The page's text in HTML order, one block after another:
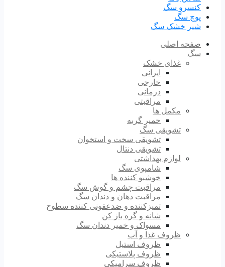
کنسرو سگ
پوچ سگ
شیر خشک سگ
صفحه اصلی
سگ
غذای خشک
ایرانی
خارجی
درمانی
مراقبتی
مکمل ها
خمیر گربه
تشویقی سگ
تشویقی سخت و استخوان
تشویقی دنتال
لوازم بهداشتی
شامپوی سگ
خوشبو کننده ها
مراقبت چشم و گوش سگ
مراقبت دهان و دندان سگ
تمیزکننده و ضدعفونی کننده سطوح
شانه و گره باز کن
مسواک و خمیر دندان سگ
ظروف غذا و آب
ظروف استیل
ظروف پلاستیکی
ظروف سرامیکی